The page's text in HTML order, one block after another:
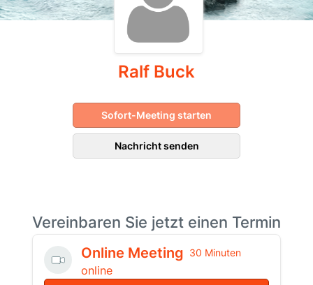
Ralf Buck
Sofort-Meeting starten
Nachricht senden
Vereinbaren Sie jetzt einen Termin
Online Meeting 30 Minuten
online